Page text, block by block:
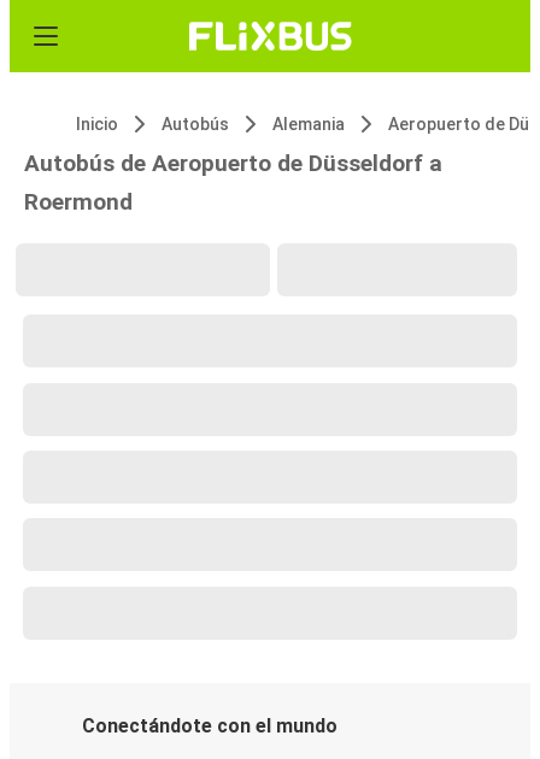
Inicio Autobús Alemania
Autobús de Aeropuerto de Düsseldorf a
Roermond
Conectándote con el mundo